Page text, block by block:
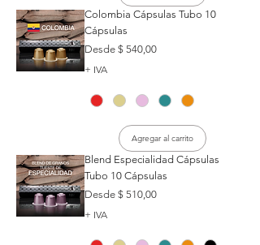
Colombia Cápsulas Tubo 10
Cápsulas
Desde $ 540,00
Precio de oferta
+ IVA
Agregar al carrito
Blend Especialidad Cápsulas
Tubo 10 Cápsulas
Desde $ 510,00
Precio de oferta
+ IVA